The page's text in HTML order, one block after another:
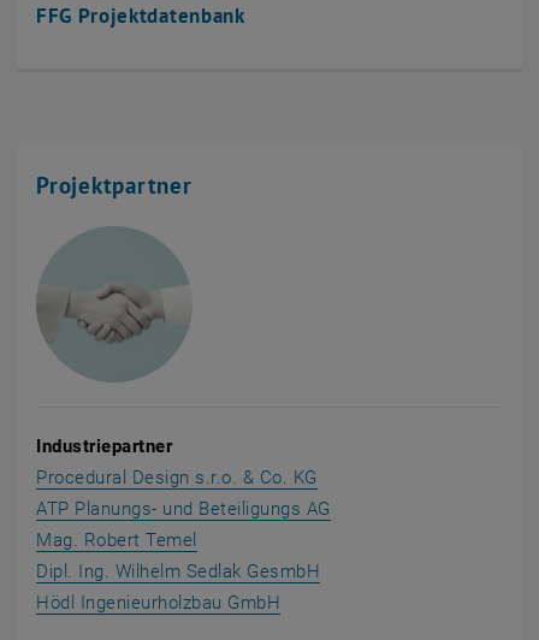
FFG Projektdatenbank
Projektpartner
Industriepartner
Procedural Design s.r.o. & Co. KG
ATP Planungs- und Beteiligungs AG
Mag. Robert Temel
Dipl. Ing. Wilhelm Sedlak GesmbH
Hödl Ingenieurholzbau GmbH